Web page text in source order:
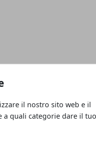
il nostro sito web e il
a quali categorie dare il